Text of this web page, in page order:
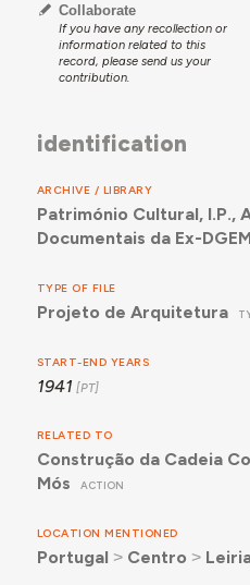
Collaborate
If you have any recollection or
information related to this
record, please send us your
contribution.
identification
ARCHIVE / LIBRARY
Património Cultural, I.P.,
Documentais da Ex-
TYPE OF FILE
Projeto de Arquitetura
START-END YEARS
1941
RELATED TO
Construção da Cadeia
Mós
ACTION
LOCATION MENTIONED
Portugal ˃ Centro ˃